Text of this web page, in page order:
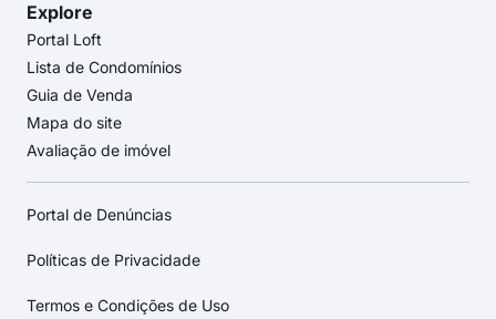
Explore
Portal Loft
Lista de Condomínios
Guia de Venda
Mapa do site
Avaliação de imóvel
Portal de Denúncias
Políticas de Privacidade
Termos e Condições de Uso